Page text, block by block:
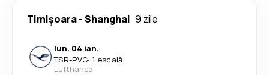
Timișoara-Shanghai 9 zile
lun. 04 ian.
TSR-PVG· 1 escală
Lufthansa